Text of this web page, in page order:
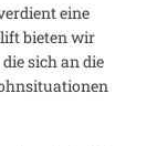
eine
bieten wir
sich an die